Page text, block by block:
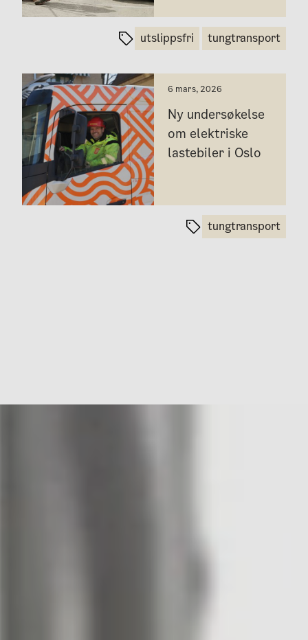
utslippsfri tungtransport
6 mars, 2026
Ny undersøkelse
om elektriske
lastebiler i Oslo
tungtransport